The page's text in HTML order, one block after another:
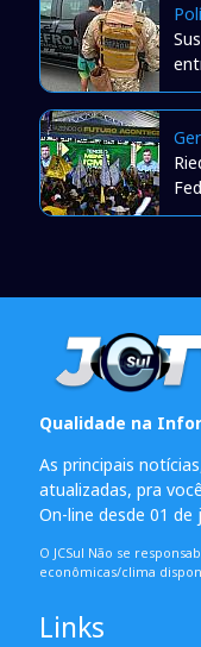
Qualidade na
As principais
atualizadas, pra
On-line desde 01 de
O JCSul Não se
econômicas/clima
Links